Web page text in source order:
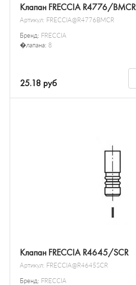
Клапан FRECCIA R4776/BMCR
Артикул: FRECCIA@R4776BMCR
Бренд: FRECCIA
�лапана: 8
25.18 руб
Клапан FRECCIA R4645/SCR
Артикул: FRECCIA@R4645SCR
Бренд: FRECCIA